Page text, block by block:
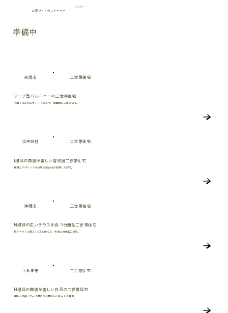
STORY
お家づくりのストーリー
準備中
糸満市 二世帯住宅
アーチ型バルコニーの二世帯住宅
独立した玄関とガレージを持つ、機能的な二世帯住宅。
北中城村 二世帯住宅
I様邸の曲線が美しい南欧風二世帯住宅
優雅なデザインで各世帯の独立性を確保した邸宅。
沖縄市 二世帯住宅
N様邸の広いテラスを持つ分離型二世帯住宅
広いテラスと明るいLDKを備えた、快適な分離型二世帯。
うるま市 二世帯住宅
H様邸の曲線が美しい白亜の二世帯邸宅
明るい内装とアーチ開口部で開放的な暮らしを実現。